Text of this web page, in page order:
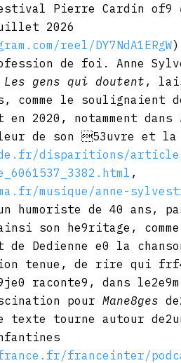
Pierre Cardin of9
2026
reel/DY7NdA1ERgW
de foi. Anne
Les gens qui doutent ,
le soulignaient
2020, notamment dans
de son 53uvre et
disparitions/article/
,
musique/anne-
humoriste de 40 ans,
son he9ritage,
de Dedienne e0 la
tenue, de rire qui
raconte9, dans
pour Mane8ges
texte tourne autour
franceinter/